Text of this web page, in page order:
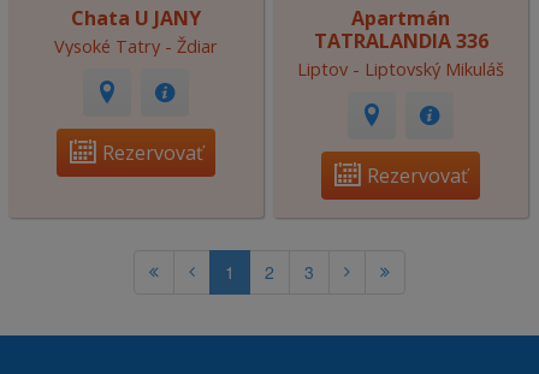
Chata U JANY
Vysoké Tatry - Ždiar
Rezervovať
Apartmán
TATRALANDIA 336
Liptov - Liptovský Mikuláš
Rezervovať
1 2 3